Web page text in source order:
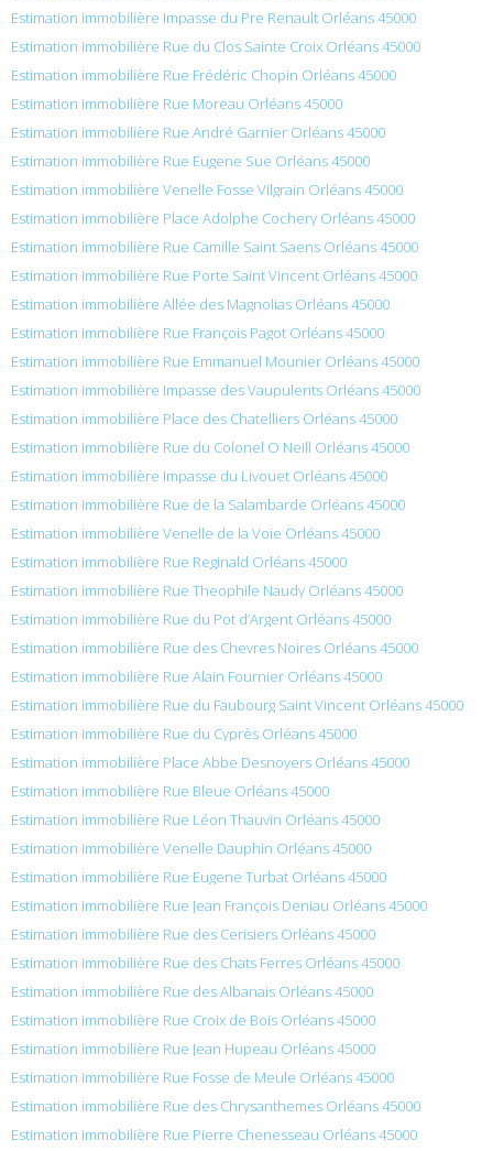
Estimation immobilière Impasse du Pre Renault Orléans 45000
Estimation immobilière Rue du Clos Sainte Croix Orléans 45000
Estimation immobilière Rue Frédéric Chopin Orléans 45000
Estimation immobilière Rue Moreau Orléans 45000
Estimation immobilière Rue André Garnier Orléans 45000
Estimation immobilière Rue Eugene Sue Orléans 45000
Estimation immobilière Venelle Fosse Vilgrain Orléans 45000
Estimation immobilière Place Adolphe Cochery Orléans 45000
Estimation immobilière Rue Camille Saint Saens Orléans 45000
Estimation immobilière Rue Porte Saint Vincent Orléans 45000
Estimation immobilière Allée des Magnolias Orléans 45000
Estimation immobilière Rue François Pagot Orléans 45000
Estimation immobilière Rue Emmanuel Mounier Orléans 45000
Estimation immobilière Impasse des Vaupulents Orléans 45000
Estimation immobilière Place des Chatelliers Orléans 45000
Estimation immobilière Rue du Colonel O Neill Orléans 45000
Estimation immobilière Impasse du Livouet Orléans 45000
Estimation immobilière Rue de la Salambarde Orléans 45000
Estimation immobilière Venelle de la Voie Orléans 45000
Estimation immobilière Rue Reginald Orléans 45000
Estimation immobilière Rue Theophile Naudy Orléans 45000
Estimation immobilière Rue du Pot d’Argent Orléans 45000
Estimation immobilière Rue des Chevres Noires Orléans 45000
Estimation immobilière Rue Alain Fournier Orléans 45000
Estimation immobilière Rue du Faubourg Saint Vincent Orléans 45000
Estimation immobilière Rue du Cyprès Orléans 45000
Estimation immobilière Place Abbe Desnoyers Orléans 45000
Estimation immobilière Rue Bleue Orléans 45000
Estimation immobilière Rue Léon Thauvin Orléans 45000
Estimation immobilière Venelle Dauphin Orléans 45000
Estimation immobilière Rue Eugene Turbat Orléans 45000
Estimation immobilière Rue Jean François Deniau Orléans 45000
Estimation immobilière Rue des Cerisiers Orléans 45000
Estimation immobilière Rue des Chats Ferres Orléans 45000
Estimation immobilière Rue des Albanais Orléans 45000
Estimation immobilière Rue Croix de Bois Orléans 45000
Estimation immobilière Rue Jean Hupeau Orléans 45000
Estimation immobilière Rue Fosse de Meule Orléans 45000
Estimation immobilière Rue des Chrysanthemes Orléans 45000
Estimation immobilière Rue Pierre Chenesseau Orléans 45000